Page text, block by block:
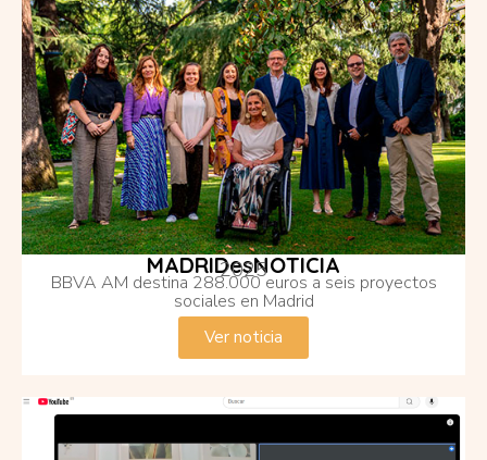
MADRIDesNOTICIA
2025
BBVA AM destina 288.000 euros a seis proyectos
sociales en Madrid
Ver noticia